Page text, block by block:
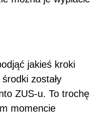
jakieś kroki
zostały
ZUS-u. To trochę
momencie